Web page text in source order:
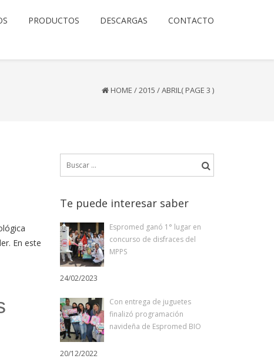
PRODUCTOS DESCARGAS CONTACTO
HOME /2015 /ABRIL( PAGE 3 )
En este
Te puede interesar saber
Espromed ganó 1° lugar en
concurso de disfraces del
MPPS
24/02/2023
Con entrega de juguetes
finalizó programación
navideña de Espromed BIO
20/12/2022